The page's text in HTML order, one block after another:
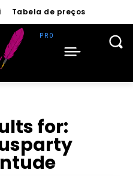
Tabela de preços
for: